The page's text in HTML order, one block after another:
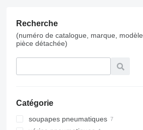
Recherche
(numéro de catalogue, marque, modèle,
pièce détachée)
Catégorie
soupapes pneumatiques